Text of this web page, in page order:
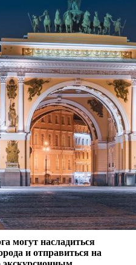
могут насладиться
и отправиться на